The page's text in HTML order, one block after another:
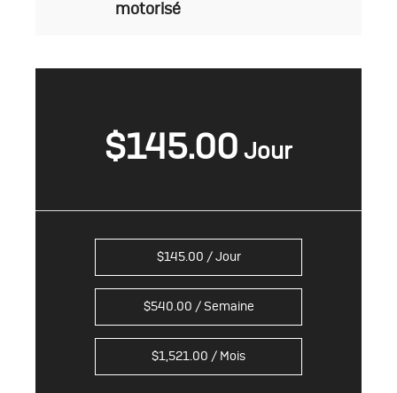
motorisé
$145.00
$145.00 / Jour
$540.00 / Semaine
$1,521.00 / Mois